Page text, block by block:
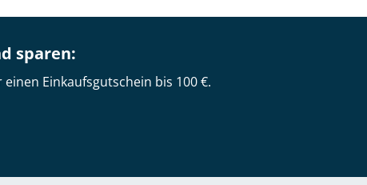
sparen:
Einkaufsgutschein bis 100 €.